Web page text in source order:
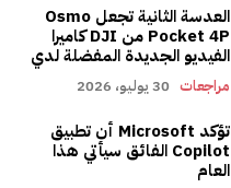
العدسة الثانية تجعل Osmo
Pocket 4P من DJI كاميرا
الفيديو الجديدة المفضلة لدي
مراجعات 30 يوليو، 2026
تؤكد Microsoft أن تطبيق
Copilot الفائق سيأتي هذا
العام